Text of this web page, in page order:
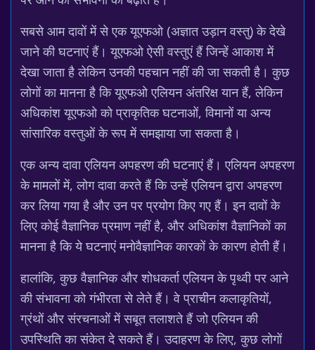
सबसे आम दावों में से एक यूएफओ (अज्ञात उड़ान वस्तु) के देखे
जाने की घटनाएं हैं। यूएफओ ऐसी वस्तुएं हैं जिन्हें आकाश में
देखा जाता है लेकिन उनकी पहचान नहीं की जा सकती है। कुछ
लोगों का मानना है कि यूएफओ एलियन अंतरिक्ष यान हैं, लेकिन
अधिकांश यूएफओ को प्राकृतिक घटनाओं, विमानों या अन्य
सांसारिक वस्तुओं के रूप में समझाया जा सकता है।
एक अन्य दावा एलियन अपहरण की घटनाएं हैं। एलियन अपहरण
के मामलों में, लोग दावा करते हैं कि उन्हें एलियन द्वारा अपहरण
कर लिया गया है और उन पर प्रयोग किए गए हैं। इन दावों के
लिए कोई वैज्ञानिक प्रमाण नहीं है, और अधिकांश वैज्ञानिकों का
मानना है कि ये घटनाएं मनोवैज्ञानिक कारकों के कारण होती हैं।
हालांकि, कुछ वैज्ञानिक और शोधकर्ता एलियन के पृथ्वी पर आने
की संभावना को गंभीरता से लेते हैं। वे प्राचीन कलाकृतियों,
ग्रंथों और संरचनाओं में सबूत तलाशते हैं जो एलियन की
उपस्थिति का संकेत दे सकते हैं। उदाहरण के लिए, कुछ लोगों